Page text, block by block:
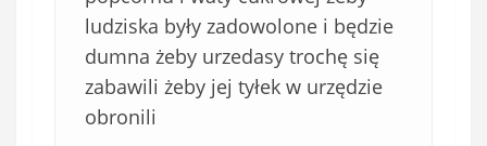
ludziska były zadowolone i będzie
dumna żeby urzedasy trochę się
zabawili żeby jej tyłek w urzędzie
obronili